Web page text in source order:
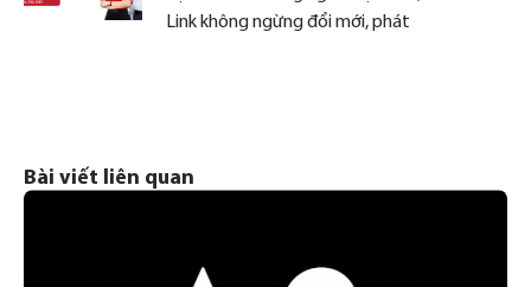
Link không ngừng đổi mới, phát
Bài viết liên quan